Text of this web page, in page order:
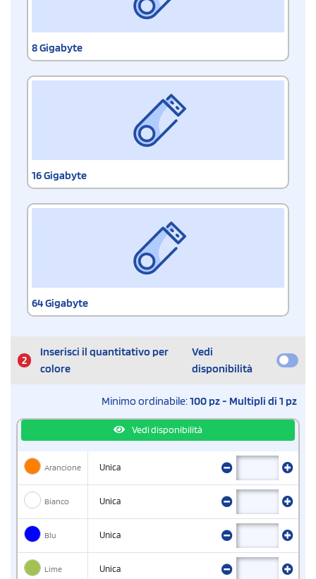
8 Gigabyte
16 Gigabyte
64 Gigabyte
2
Inserisci il quantitativo per
colore
Vedi
disponibilità
Minimo ordinabile:100 pz - Multipli di 1 pz
Vedi disponibilità
Arancione Unica
Bianco Unica
Blu Unica
Lime Unica